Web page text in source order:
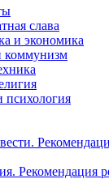
слава
и экономика
коммунизм
Рекомендация